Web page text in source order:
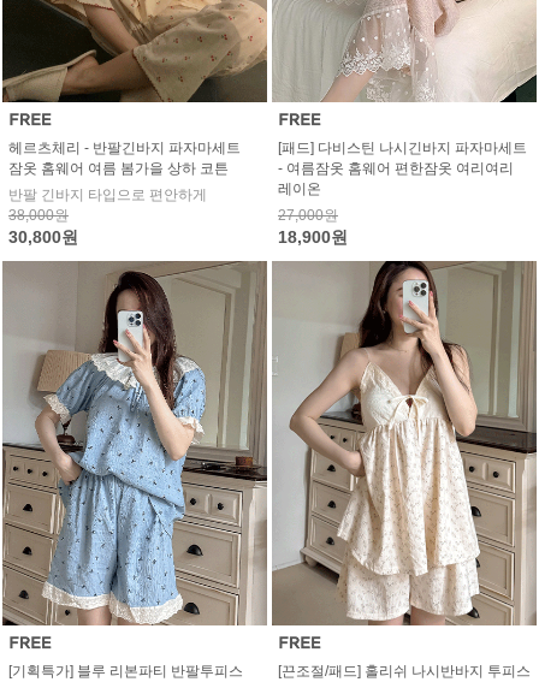
헤르츠체리 - 반팔긴바지 파자마세트
잠옷 홈웨어 여름 봄가을 상하 코튼
반팔 긴바지 타입으로 편안하게
38,000원
30,800원
[패드] 다비스틴 나시긴바지 파자마세트
- 여름잠옷 홈웨어 편한잠옷 여리여리
레이온
27,000원
18,900원
[기획특가] 블루 리본파티 반팔투피스
[끈조절/패드] 홀리쉬 나시반바지 투피스